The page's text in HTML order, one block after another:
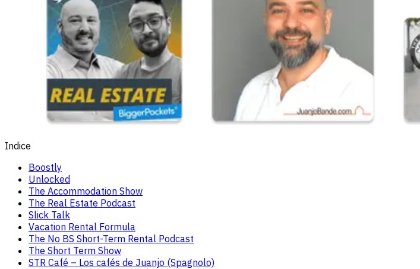
Indice
Boostly
Unlocked
The Accommodation Show
The Real Estate Podcast
Slick Talk
Vacation Rental Formula
The No BS Short-Term Rental Podcast
The Short Term Show
STR Café – Los cafés de Juanjo (Spagnolo)